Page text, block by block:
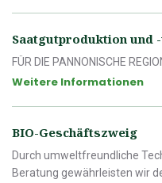
Saatgutproduktion und
FÜR DIE PANNONISCHE
Weitere Informationen
BIO-Geschäftszweig
Durch umweltfreundliche
Beratung gewährleisten wir